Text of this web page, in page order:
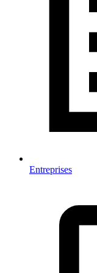
Entreprises